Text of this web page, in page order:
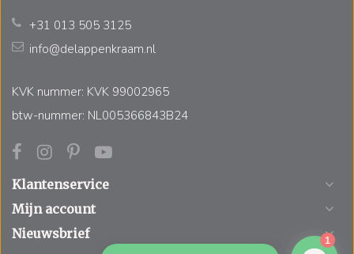
+31 013 505 3125
info@delappenkraam.nl
KVK nummer: KVK 99002965
btw-nummer: NL005366843B24
Klantenservice
Mijn account
Nieuwsbrief